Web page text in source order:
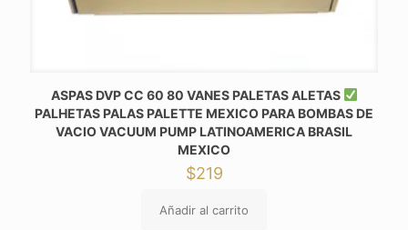
ASPAS DVP CC 60 80 VANES PALETAS ALETAS
PALHETAS PALAS PALETTE MEXICO PARA BOMBAS DE
VACIO VACUUM PUMP LATINOAMERICA BRASIL
MEXICO
$219
Añadir al carrito